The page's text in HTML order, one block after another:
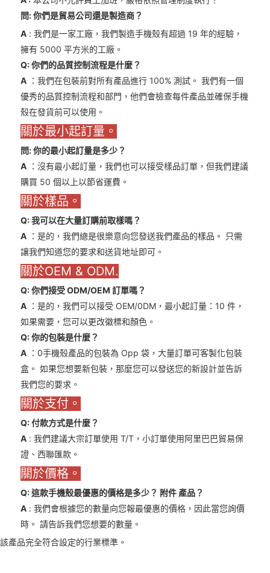
問: 你們是貿易公司還是製造商？
A : 我們是一家工廠，我們製造手機殼有超過 19 年的經驗，
擁有 5000 平方米的工廠。
Q: 你們的品質控制流程是什麼？
A ：我們在包裝前對所有產品進行 100% 測試。 我們有一個
優秀的品質控制流程和部門，他們會檢查每件產品並確保手機
殼在發貨前可以使用。
關於最小起訂量。
問: 你的最小起訂量是多少？
A ：沒有最小起訂量，我們也可以接受樣品訂單，但我們建議
購買 50 個以上以節省運費。
關於樣品。
Q: 我可以在大量訂購前取樣嗎？
A ：是的，我們總是很樂意向您發送我們產品的樣品。 只需
讓我們知道您的要求和送貨地址即可。
關於OEM & ODM.
Q: 你們接受 ODM/OEM 訂單嗎？
A ：是的，我們可以接受 OEM/0DM，最小起訂量：10 件，
如果需要，您可以更改徽標和顏色。
Q: 你的包裝是什麼？
A ：0手機殼產品的包裝為 Opp 袋，大量訂單可客製化包裝
盒。 如果您想要新包裝，那麼您可以發送您的新設計並告訴
我們您的要求。
關於支付。
Q: 付款方式是什麼？
A : 我們建議大宗訂單使用 T/T，小訂單使用阿里巴巴貿易保
證、西聯匯款。
關於價格。
Q: 這款手機殼最優惠的價格是多少？ 附件 產品？
A : 我們會根據您的數量向您報最優惠的價格，因此當您詢價
時。 請告訴我們您想要的數量。
該產品完全符合設定的行業標準。